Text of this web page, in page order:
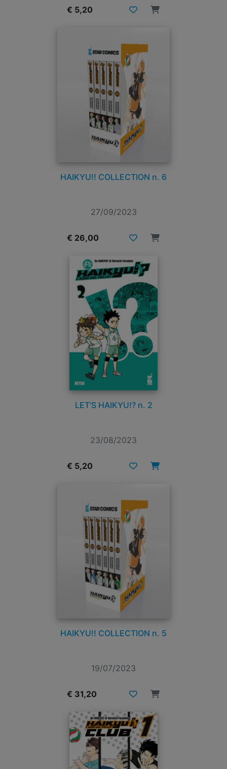
€ 5,20
HAIKYU!! COLLECTION n. 6
27/09/2023
€ 26,00
LET’S HAIKYU!? n. 2
23/08/2023
€ 5,20
HAIKYU!! COLLECTION n. 5
19/07/2023
€ 31,20